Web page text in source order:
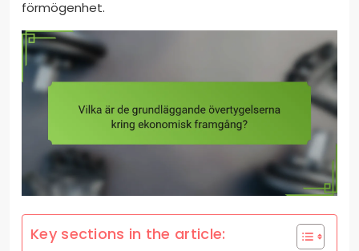
förmögenhet.
Key sections in the article: